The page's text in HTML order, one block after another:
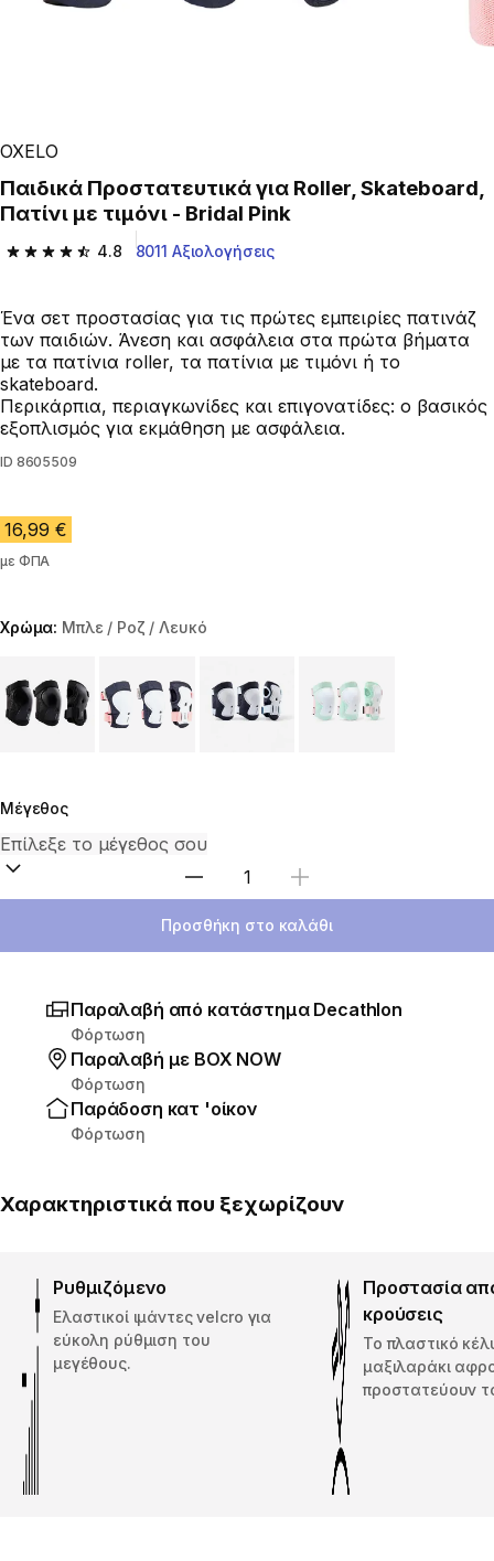
OXELO
Παιδικά Προστατευτικά για Roller, Skateboard,
Πατίνι με τιμόνι - Bridal Pink
4.8
4.8 out of 5 stars from 8011 reviews
8011 Αξιολογήσεις
Ένα σετ προστασίας για τις πρώτες εμπειρίες πατινάζ
των παιδιών. Άνεση και ασφάλεια στα πρώτα βήματα
με τα πατίνια roller, τα πατίνια με τιμόνι ή το
skateboard.
Περικάρπια, περιαγκωνίδες και επιγονατίδες: ο βασικός
εξοπλισμός για εκμάθηση με ασφάλεια.
ID 8605509
16,99 €
με ΦΠΑ
Χρώμα: Μπλε / Ροζ / Λευκό
Μέγεθος
Επιλέξτε ποσότητα
Προσθήκη στο καλάθι
Παραλαβή από κατάστημα Decathlon
Φόρτωση
Παραλαβή με ΒΟΧ ΝΟW
Φόρτωση
Παράδοση κατ 'οίκον
Φόρτωση
Χαρακτηριστικά που ξεχωρίζουν
Ρυθμιζόμενο
Ελαστικοί ιμάντες velcro για
εύκολη ρύθμιση του
μεγέθους.
Προστασία
κρούσεις
Το πλαστικό
μαξιλαράκι
προστατεύουν